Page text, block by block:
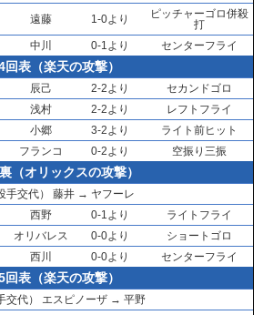
遠藤 1-0より
ピッチャーゴロ併殺
打
中川 0-1より センターフライ
回表（楽天の攻撃）
辰己 2-2より
セカンドゴロ
浅村 2-2より
レフトフライ
小郷 3-2より
ライト前ヒット
フランコ 0-2より 空振り三振
（オリックスの攻撃）
手交代） 藤井→ ヤフーレ
西野 0-1より
ライトフライ
オリバレス 0-0より
ショートゴロ
西川 0-0より センターフライ
回表（楽天の攻撃）
交代） エスピノーザ→ 平野